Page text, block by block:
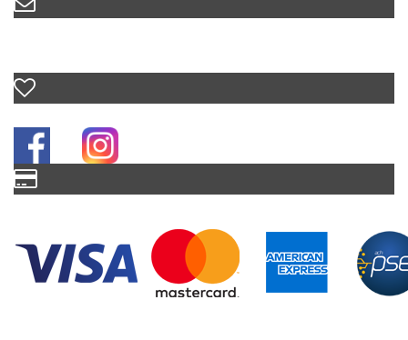
Correo
Siguenos